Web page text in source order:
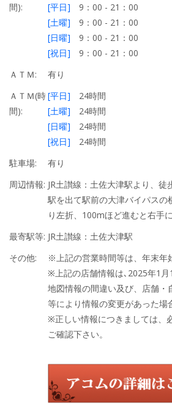
間):
[平日] 9：00 - 21：00
[土曜] 9：00 - 21：00
[日曜] 9：00 - 21：00
[祝日] 9：00 - 21：00
ＡＴＭ:
有り
ＡＴＭ(時
間):
[平日] 24時間
[土曜] 24時間
[日曜] 24時間
[祝日] 24時間
駐車場:
有り
周辺情報: JR土讃線：土佐大津駅より、徒
駅を出て駅前の大津バイパスの
り左折、100mほど進むと右手
最寄駅等: JR土讃線：土佐大津駅
その他:
※上記の営業時間等は、年末年
※上記の店舗情報は､2025年1月
地図情報の間違い及び、店舗・
等により情報の変更があった場
※正しい情報につきましては、
ご確認下さい。